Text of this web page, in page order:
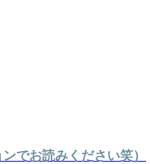
でお読みください笑）